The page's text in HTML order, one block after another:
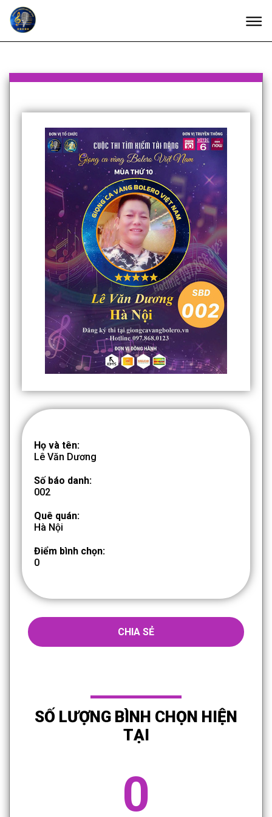
Họ và tên:
Lê Văn Dương
Số báo danh:
002
Quê quán:
Hà Nội
Điểm bình chọn:
0
CHIA SẺ
SỐ LƯỢNG BÌNH CHỌN HIỆN
TẠI
0